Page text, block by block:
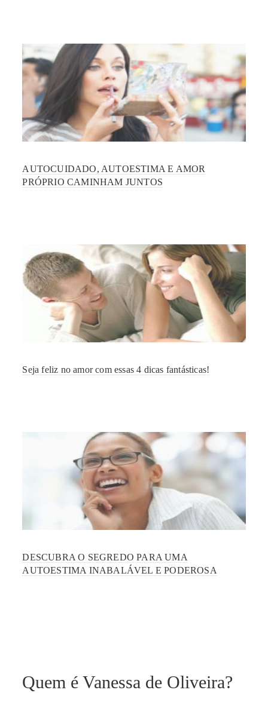
AUTOCUIDADO, AUTOESTIMA E AMOR
PRÓPRIO CAMINHAM JUNTOS
Seja feliz no amor com essas 4 dicas fantásticas!
DESCUBRA O SEGREDO PARA UMA
AUTOESTIMA INABALÁVEL E PODEROSA
Quem é Vanessa de Oliveira?